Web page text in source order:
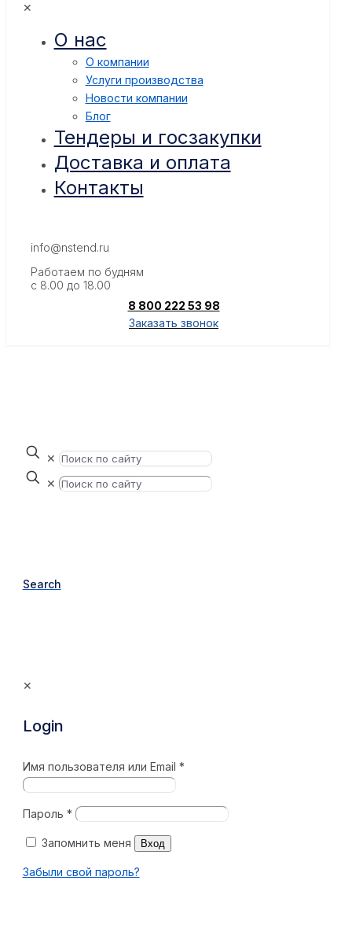
✕
О нас
О компании
Услуги производства
Новости компании
Блог
Тендеры и госзакупки
Доставка и оплата
Контакты
info@nstend.ru
Работаем по будням
с 8.00 до 18.00
8 800 222 53 98
Заказать звонок
✕
✕
Search
✕
Login
Имя пользователя или Email *
Пароль *
Запомнить меня Вход
Забыли свой пароль?